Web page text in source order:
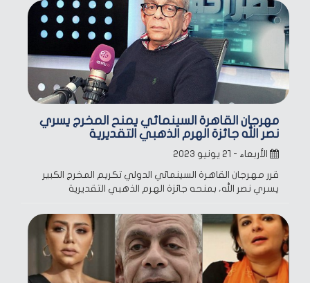
مهرجان القاهرة السينمائي يمنح المخرج يسري
نصر الله جائزة الهرم الذهبي التقديرية
الأربعاء - ٢١ يونيو ٢٠٢٣
قرر مهرجان القاهرة السينمائي الدولي تكريم المخرج الكبير
يسري نصر الله، بمنحه جائزة الهرم الذهبي التقديرية